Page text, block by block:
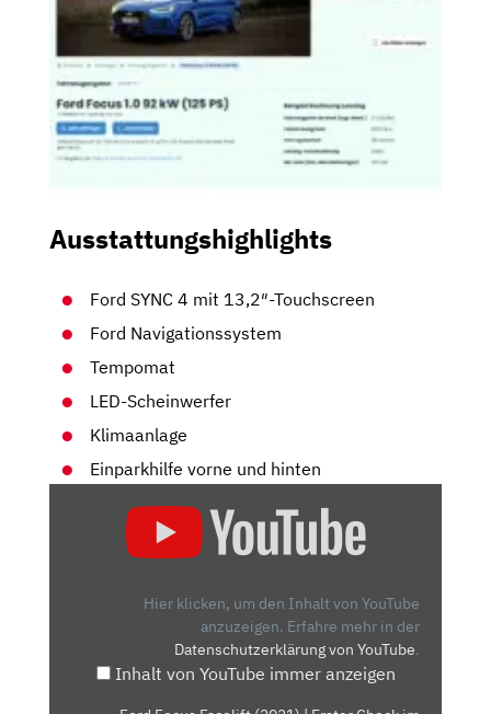
Ausstattungshighlights
Ford SYNC 4 mit 13,2″-Touchscreen
Ford Navigationssystem
Tempomat
LED-Scheinwerfer
Klimaanlage
Einparkhilfe vorne und hinten
FRISCHEN
Hier klicken, um den Inhalt von YouTube
anzuzeigen. Erfahre mehr in der
Datenschutzerklärung von YouTube.
Inhalt von YouTube immer anzeigen